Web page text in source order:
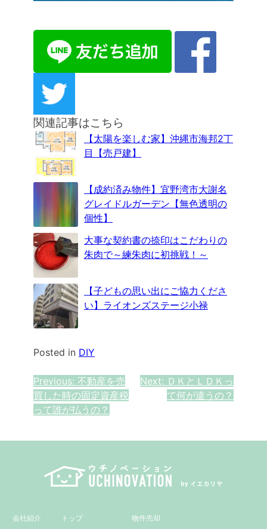
関連記事はこちら
【太陽を楽しむ家】沖縄市海邦2丁
目【売戸建】
【成約済み物件】宜野湾市大謝名
グレイドルガーデン【無色透明の
個性】
大事な契約書の捺印はこだわりの
朱肉で～練朱肉に初挑戦！～
【子どもの思い出にご協力くださ
い】ライオンズステージ小禄
Posted in DIY
投
稿
ゲ
シ
Previous: 不動産を売
買した時の固定資産税
って誰が払うの？
Next: ＤＫとＬＤＫっ
て何が違うの？
会社紹介 トップ 物件売却